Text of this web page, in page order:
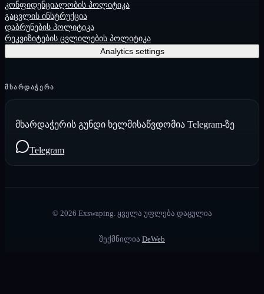
კონფიდენციალობის პოლიტიკა
გაცვლის ინსტრუქცია
დაბრუნების პოლიტიკა
რეკვიზიტების ცვლილების პოლიტიკა
Analytics settings
ᲛᲮᲐᲠᲓᲐᲭᲔᲠᲐ
მხარდაჭერის გუნდი ხელმისაწვდომია Telegram-ზე
Telegram
© 2026 Exswaping. ყველა უფლება დაცულია
შექმნილია DeWeb